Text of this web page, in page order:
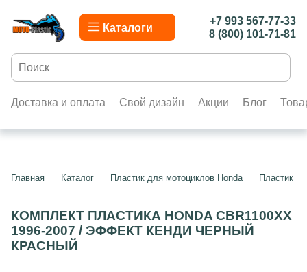
Каталоги
+7 993 567-77-33
8 (800) 101-71-81
Доставка и оплата Свой дизайн Акции Блог
Главная Каталог Пластик для мотоциклов Honda Пластик
КОМПЛЕКТ ПЛАСТИКА HONDA CBR1100XX
1996-2007 / ЭФФЕКТ КЕНДИ ЧЕРНЫЙ
КРАСНЫЙ